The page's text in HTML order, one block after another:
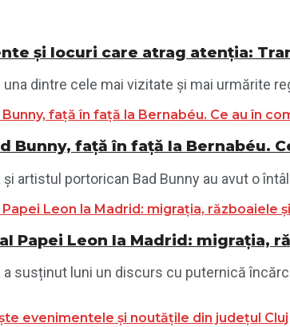
și locuri care atrag atenția:
una dintre cele mai vizitate și mai urmărite
Bunny, față în față la Bernabéu.
și artistul portorican Bad Bunny au avut o
Papei Leon la Madrid: migrația,
a susținut luni un discurs cu puternică